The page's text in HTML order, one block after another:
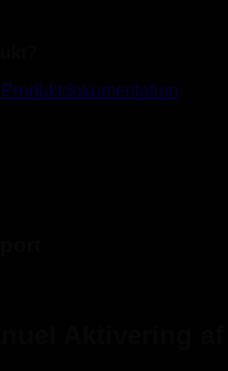
Produktdokumentation